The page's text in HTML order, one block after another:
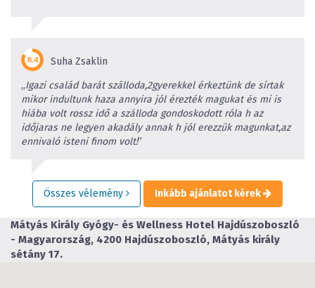
Suha Zsaklin
„Igazi család barát szálloda,2gyerekkel érkeztünk de sírtak
mikor indultunk haza annyira jól érezték magukat és mi is
hiába volt rossz idő a szálloda gondoskodott róla h az
időjaras ne legyen akadály annak h jól erezzük magunkat,az
ennivaló isteni finom volt!”
Összes vélemény Inkább ajánlatot kérek
Mátyás Király Gyógy- és Wellness Hotel Hajdúszoboszló
- Magyarország, 4200 Hajdúszoboszló, Mátyás király
sétány 17.